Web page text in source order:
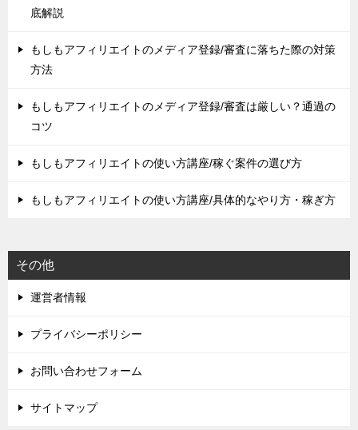
底解説
もしもアフィリエイトのメディア登録/審査に落ちた際の対策
方法
もしもアフィリエイトのメディア登録/審査は厳しい？通過の
コツ
もしもアフィリエイトの使い方講座/稼ぐ案件の選び方
もしもアフィリエイトの使い方講座/具体的なやり方・稼ぎ方
その他
運営者情報
プライバシーポリシー
お問い合わせフォーム
サイトマップ